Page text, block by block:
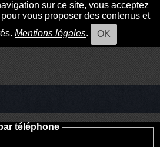
sur ce site, vous acceptez
vous proposer des contenus et
Mentions légales. OK
téléphone